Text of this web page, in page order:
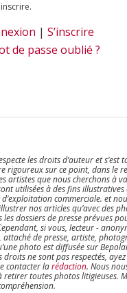
| S’inscrire
de passe oublié ?
les droits d’auteur et s’est
rigoureux sur ce point, dans le
artistes que nous cherchons à
utilisées à des fins
commerciale. et
nos articles qu’avec des
dossiers de presse prévues
si vous, lecteur -
de presse, artiste,
photo est diffusée sur
droits ne sont pas respectés,
contacter larédaction. Nous
retirer toutes photos litigieuses.